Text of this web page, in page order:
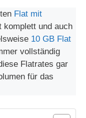
Flat mit
komplett und auch
10 GB Flat
vollständig
Flatrates gar
für das